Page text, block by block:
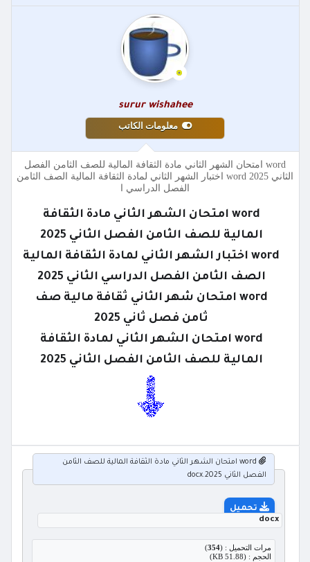
surur wishahee
معلومات الكاتب
word امتحان الشهر الثاني مادة الثقافة المالية للصف الثامن الفصل
الثاني 2025 word اختبار الشهر الثاني لمادة الثقافة المالية الصف الثامن
الفصل الدراسي ا
word امتحان الشهر الثاني مادة الثقافة
المالية للصف الثامن الفصل الثاني 2025
word اختبار الشهر الثاني لمادة الثقافة المالية
الصف الثامن الفصل الدراسي الثاني 2025
word امتحان شهر الثاني ثقافة مالية صف
ثامن فصل ثاني 2025
word امتحان الشهر الثاني لمادة الثقافة
المالية للصف الثامن الفصل الثاني 2025
word امتحان الشهر الثاني مادة الثقافة المالية للصف الثامن
الفصل الثاني 2025.docx
تحميل
docx
مرات التحميل : (354
)
الحجم : (51.88 KB)